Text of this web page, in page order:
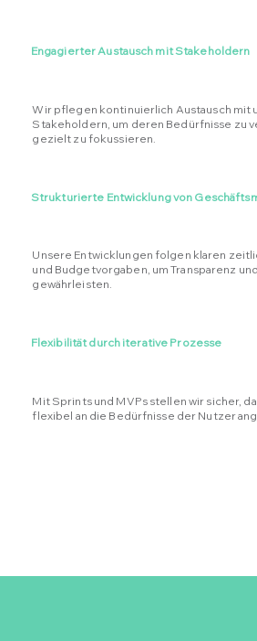
Engagierter Austausch mit Stakeholdern
Wir pflegen kontinuierlich Austausch mit
Stakeholdern, um deren Bedürfnisse zu
gezielt zu fokussieren.
Strukturierte Entwicklung von
Unsere Entwicklungen folgen klaren
und Budgetvorgaben, um Transparenz
gewährleisten.
Flexibilität durch iterative Prozesse
Mit Sprints und MVPs stellen wir sicher,
flexibel an die Bedürfnisse der Nutzer